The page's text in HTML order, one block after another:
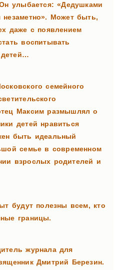
улыбается: «Дедушками
незаметно». Может быть,
даже с появлением
воспитывать
семейного
Максим размышлял о
детей нравиться
быть идеальный
семье в современном
взрослых родителей и
будут полезны всем, кто
границы.
журнала для
Дмитрий Березин.